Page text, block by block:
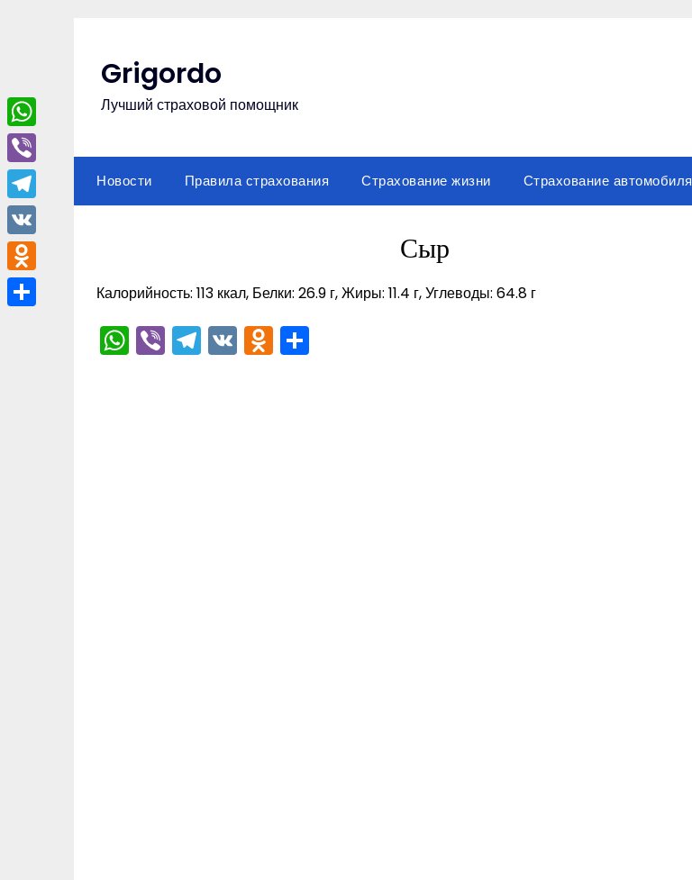
Grigordo
Лучший страховой помощник
Новости Правила страхования Страхование жизни Страхование автомобиля
Сыр
Калорийность: 113 ккал, Белки: 26.9 г, Жиры: 11.4 г, Углеводы: 64.8 г
WhatsApp
ViberTelegram
VKOdnoklassniki
WhatsApp
Viber
Telegram
VK
Odnoklassniki